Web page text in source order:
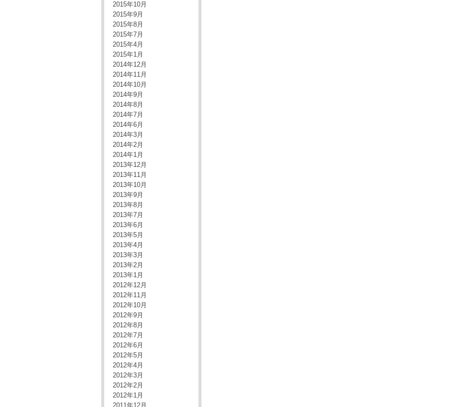
2015年10月
2015年9月
2015年8月
2015年7月
2015年4月
2015年1月
2014年12月
2014年11月
2014年10月
2014年9月
2014年8月
2014年7月
2014年6月
2014年3月
2014年2月
2014年1月
2013年12月
2013年11月
2013年10月
2013年9月
2013年8月
2013年7月
2013年6月
2013年5月
2013年4月
2013年3月
2013年2月
2013年1月
2012年12月
2012年11月
2012年10月
2012年9月
2012年8月
2012年7月
2012年6月
2012年5月
2012年4月
2012年3月
2012年2月
2012年1月
2011年12月